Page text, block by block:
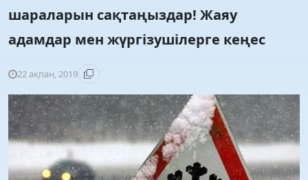
шараларын сақтаңыздар! Жаяу
адамдар мен жүргізушілерге кеңес
22 ақпан, 2019